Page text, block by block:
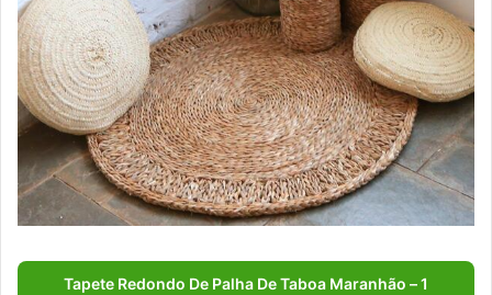
Tapete Redondo De Palha De Taboa Maranhão – 1